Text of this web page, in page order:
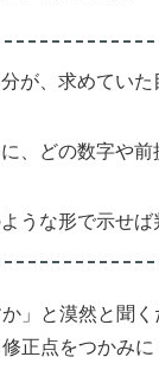
が、求めてい
、どの数字や前
うな形で示せ
か」と漠然と聞
正点をつかみに